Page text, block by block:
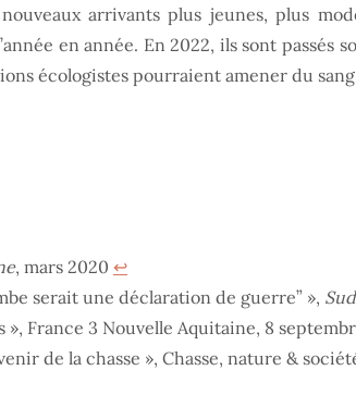
arrivants plus jeunes, plus
en année. En 2022, ils sont passés
écologistes pourraient amener du
, mars 2020 ↩︎
serait une déclaration de guerre” »,
France 3 Nouvelle Aquitaine, 8
de la chasse », Chasse, nature &